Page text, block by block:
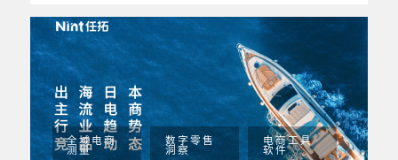
全域电商
测量
数字零售
洞察
电商工具
软件